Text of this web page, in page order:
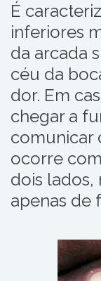
É
inferiores
da arcada
céu da
dor. Em
chegar a
comunicar
ocorre
dois lados,
apenas de